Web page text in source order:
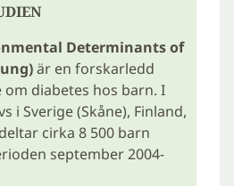
Determinants of
är en forskarledd
diabetes hos barn. I
i Sverige (Skåne), Finland,
cirka 8 500 barn
september 2004-